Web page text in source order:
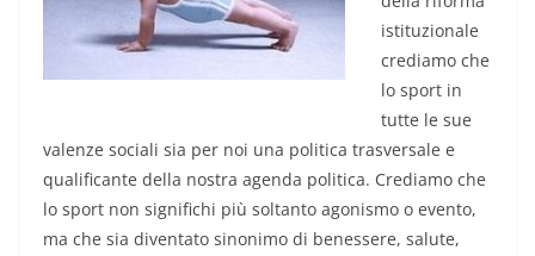
istituzionale
crediamo che
lo sport in
tutte le sue
valenze sociali sia per noi una politica trasversale e
qualificante della nostra agenda politica. Crediamo che
lo sport non significhi più soltanto agonismo o evento,
ma che sia diventato sinonimo di benessere, salute,